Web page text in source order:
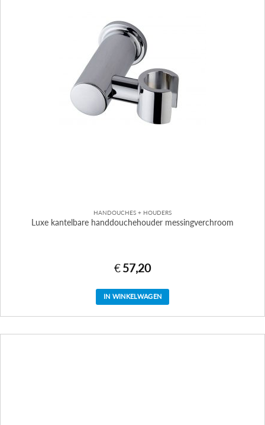
HANDOUCHES + HOUDERS
Luxe kantelbare handdouchehouder messingverchroom
€57,20
IN WINKELWAGEN